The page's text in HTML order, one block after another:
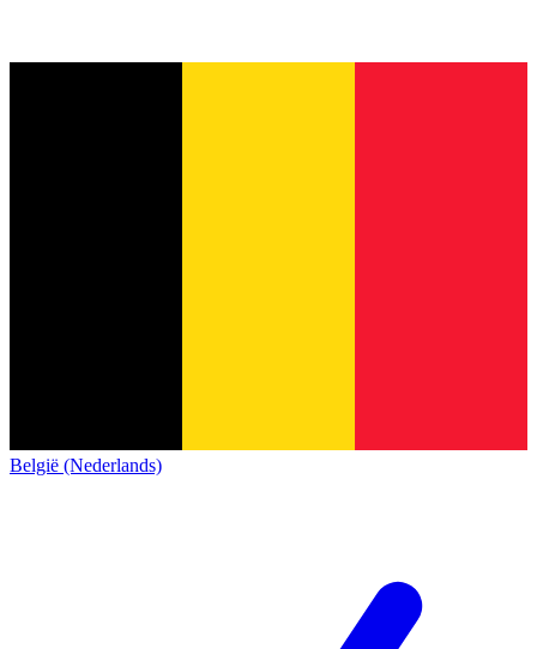
België (Nederlands)